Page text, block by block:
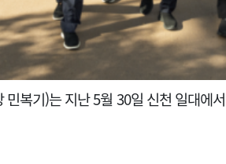
복기)는 지난 5월 30일 신천 일대에